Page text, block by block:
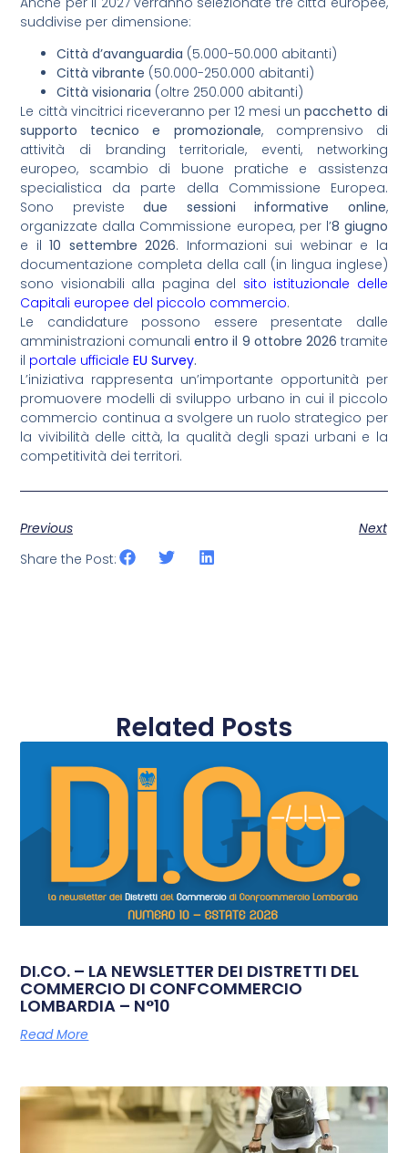
suddivise per dimensione:
Città d’avanguardia (5.000-50.000 abitanti)
Città vibrante (50.000-250.000 abitanti)
Città visionaria (oltre 250.000 abitanti)
Le città vincitrici riceveranno per 12 mesi unpacchetto di
supporto tecnico e promozionale, comprensivo di
attività di branding territoriale, eventi, networking
europeo, scambio di buone pratiche e assistenza
specialistica da parte della Commissione Europea.
Sono previstedue sessioni informative online,
organizzate dalla Commissione europea, per l’8 giugno
e il10 settembre 2026. Informazioni sui webinar e la
documentazione completa della call (in lingua inglese)
sono visionabili alla pagina del sito istituzionale delle
Capitali europee del piccolo commercio.
Le candidature possono essere presentate dalle
amministrazioni comunalientro il 9 ottobre 2026 tramite
il portale ufficialeEU Survey.
L’iniziativa rappresenta un’importante opportunità per
promuovere modelli di sviluppo urbano in cui il piccolo
commercio continua a svolgere un ruolo strategico per
la vivibilità delle città, la qualità degli spazi urbani e la
competitività dei territori.
Previous
Next
Share the Post:
Related Posts
DI.CO. – LA NEWSLETTER DEI DISTRETTI DEL
COMMERCIO DI CONFCOMMERCIO
LOMBARDIA – N°10
Read More